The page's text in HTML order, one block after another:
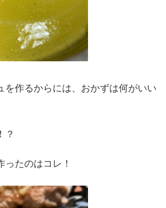
を作るからには、おかずは何がいい
？
ったのはコレ！